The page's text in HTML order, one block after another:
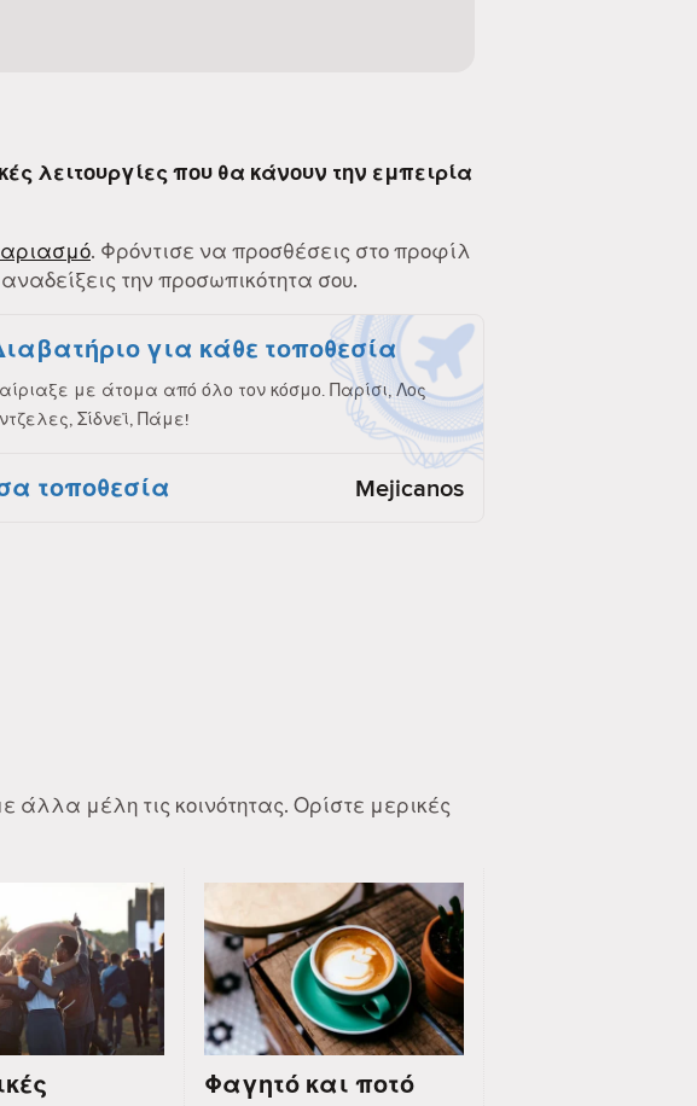
λειτουργίες που θα κάνουν την εμπειρία
. Φρόντισε να προσθέσεις στο προφίλ
την προσωπικότητα σου.
για κάθε τοποθεσία
με άτομα από όλο τον κόσμο. Παρίσι, Λος
Σίδνεϊ, Πάμε!
τοποθεσία Mejicanos
μέλη τις κοινότητας. Ορίστε μερικές
Φαγητό και ποτό